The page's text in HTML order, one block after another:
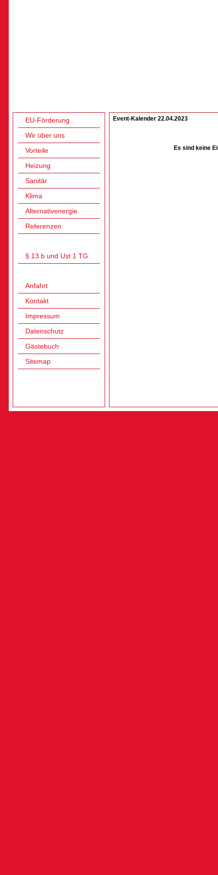
EU-Förderung
Wir über uns
Vorteile
Heizung
Sanitär
Klima
Alternativenergie
Referenzen
§ 13 b und Ust 1 TG
Anfahrt
Kontakt
Impressum
Datenschutz
Gästebuch
Sitemap
Event-Kalender 22.04.2023
Es sind keine